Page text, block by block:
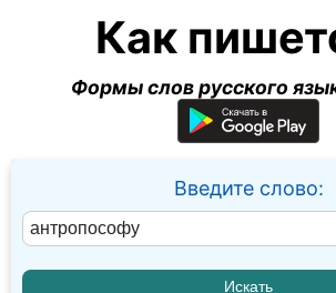
Как
Формы слов русского
Введите слово: